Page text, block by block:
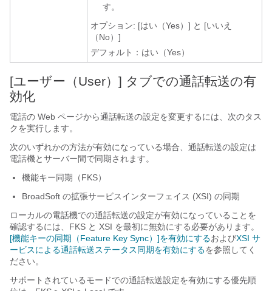
す。
オプション: [はい（Yes）] と [いいえ
（No）]
デフォルト：はい（Yes）
[ユーザー（User）] タブでの通話転送の有
効化
電話の Web ページから通話転送の設定を変更するには、次のタス
クを実行します。
次のいずれかの方法が有効になっている場合、通話転送の設定は
電話機とサーバー間で同期されます。
機能キー同期（FKS）
BroadSoft の拡張サービスインターフェイス (XSI) の同期
ローカルの電話機での通話転送の設定が有効になっていることを
確認するには、FKS と XSI を最初に無効にする必要があります。
[機能キーの同期（Feature Key Sync）]を有効にするおよびXSI サ
ービスによる通話転送ステータス同期を有効にするを参照してく
ださい。
サポートされているモードでの通話転送設定を有効にする優先順